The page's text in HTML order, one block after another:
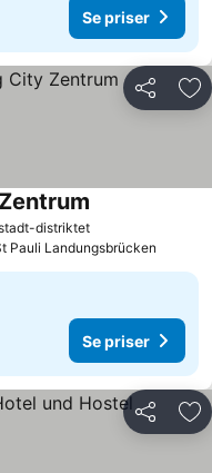
Se priser
Del
distriktet
Pauli Landungsbrücken
Se priser
Del